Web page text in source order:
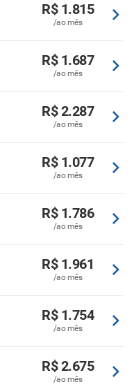
R$ 1.815
/ao mês
R$ 1.687
/ao mês
R$ 2.287
/ao mês
R$ 1.077
/ao mês
R$ 1.786
/ao mês
R$ 1.961
/ao mês
R$ 1.754
/ao mês
R$ 2.675
/ao mês